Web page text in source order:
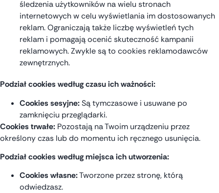
śledzenia użytkowników na wielu stronach
internetowych w celu wyświetlania im dostosowanych
reklam. Ograniczają także liczbę wyświetleń tych
reklam i pomagają ocenić skuteczność kampanii
reklamowych. Zwykle są to cookies reklamodawców
zewnętrznych.
Podział cookies według czasu ich ważności:
Cookies sesyjne:Są tymczasowe i usuwane po
zamknięciu przeglądarki.
Cookies trwałe: Pozostają na Twoim urządzeniu przez
określony czas lub do momentu ich ręcznego usunięcia.
Podział cookies według miejsca ich utworzenia:
Cookies własne:Tworzone przez stronę, którą
odwiedzasz.